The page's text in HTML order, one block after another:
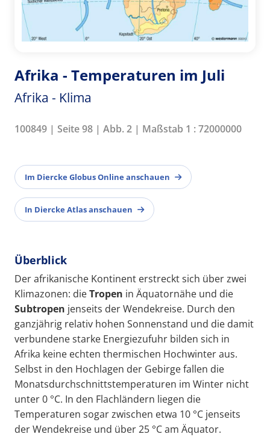
Afrika - Temperaturen im Juli
Afrika - Klima
100849 | Seite 98 | Abb. 2 | Maßstab 1 : 72000000
Im Diercke Globus Online anschauen
In Diercke Atlas anschauen
Überblick
Der afrikanische Kontinent erstreckt sich über zwei
Klimazonen: dieTropen in Äquatornähe und die
Subtropen jenseits der Wendekreise. Durch den
ganzjährig relativ hohen Sonnenstand und die damit
verbundene starke Energiezufuhr bilden sich in
Afrika keine echten thermischen Hochwinter aus.
Selbst in den Hochlagen der Gebirge fallen die
Monatsdurchschnittstemperaturen im Winter nicht
unter 0 °C. In den Flachländern liegen die
Temperaturen sogar zwischen etwa 10 °C jenseits
der Wendekreise und über 25 °C am Äquator.